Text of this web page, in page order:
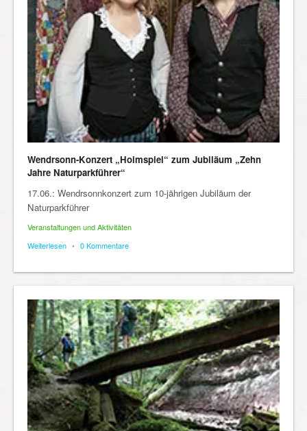
Wendrsonn-Konzert „Hoimspiel“ zum Jubiläum „Zehn
Jahre Naturparkführer“
17.06.: Wendrsonnkonzert zum 10-jährigen Jubiläum der
Naturparkführer
Veranstaltungen und Aktivitäten
Weiterlesen • 0 Kommentare